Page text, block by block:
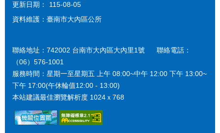
更新日期：
115-08-05
資料維護：臺南市大內區公所
聯絡地址：742002 台南市大內區大內里1號 聯絡電話：
（06）576-1001
服務時間：星期一至星期五 上午 08:00~中午 12:00 下午 13:00~
下午 17:00(午休輪值12:00 - 13:00)
本站建議最佳瀏覽解析度 1024ｘ768